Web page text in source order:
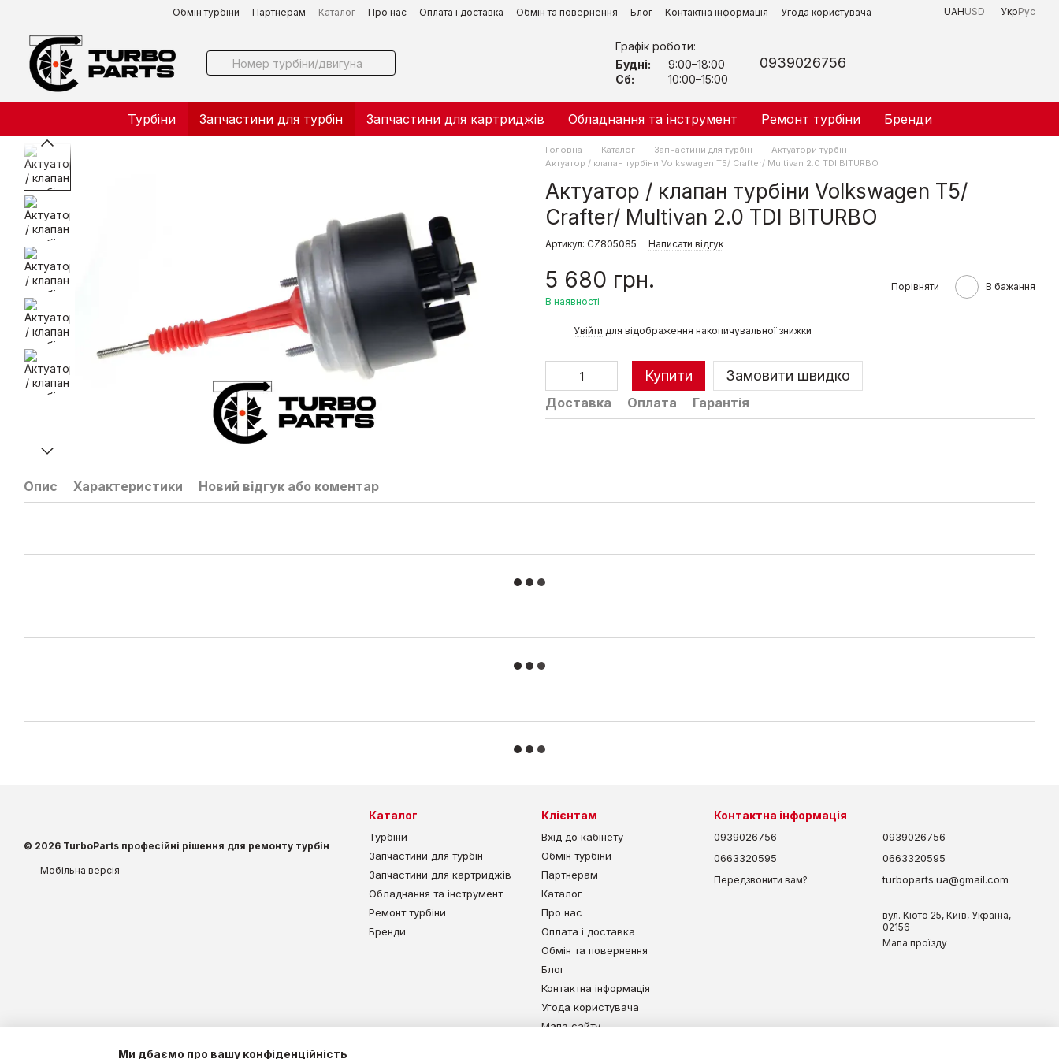
Перейти до основного контентуОбмін турбіни Партнерам Каталог Про нас Оплата і доставка Обмін та повернення Блог Контактна інформація Угода користувача UAHUSD УкрРус
Графік роботи:
Будні:
9:00–18:00
Сб:
10:00–15:00
0939026756
Турбіни Запчастини для турбін Запчастини для картриджів Обладнання та інструмент Ремонт турбіни Бренди
Головна Каталог Запчастини для турбін
Актуатори турбін
Актуатор / клапан турбіни Volkswagen T5/ Crafter/ Multivan 2.0 TDI BITURBO
Актуатор / клапан турбіни Volkswagen T5/
Crafter/ Multivan 2.0 TDI BITURBO
Артикул: CZ805085 Написати відгук
5 680 грн.
В наявності
Порівняти В бажання
Увійти для відображення накопичувальної знижки
Купити Замовити швидко
Доставка Оплата Гарантія
Опис Характеристики Новий відгук або коментар
© 2026 TurboParts професійні рішення для ремонту турбін
Мобільна версія
Каталог
Турбіни
Запчастини для турбін
Запчастини для картриджів
Обладнання та інструмент
Ремонт турбіни
Бренди
Клієнтам
Вхід до кабінету
Обмін турбіни
Партнерам
Каталог
Про нас
Оплата і доставка
Обмін та повернення
Блог
Контактна інформація
Угода користувача
Мапа сайту
Контактна інформація
0939026756
0663320595
Передзвонити вам?
0939026756
0663320595
turboparts.ua@gmail.com
вул. Кіото 25, Київ, Україна,
02156
Мапа проїзду
Ми дбаємо про вашу конфіденційність